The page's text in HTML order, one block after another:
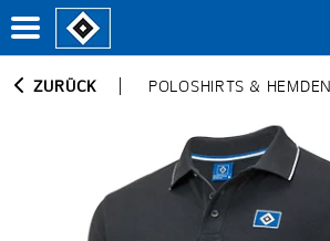
ZURÜCK POLOSHIRTS & HEMDEN